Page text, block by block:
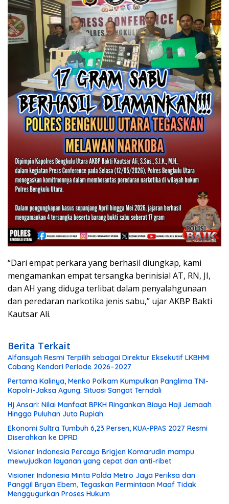
“Dari empat perkara yang berhasil diungkap, kami
mengamankan empat tersangka berinisial AT, RN, JI,
dan AH yang diduga terlibat dalam penyalahgunaan
dan peredaran narkotika jenis sabu,” ujar AKBP Bakti
Kautsar Ali.
Berita Terkait
Alfansyah Resmi Terpilih sebagai Direktur Eksekutif LKBHMI
Cabang Kendari Periode 2026–2027
Pertama Kalinya, Menko Polkam Kumpulkan Panglima TNI-
Kapolri-Jaksa Agung: Situasi Sangat Terndali
Hj Ansari: Nilai Manfaat BPKH Ringankan Biaya Haji Jemaah
Hingga Puluhan Juta Rupiah
Ekonomi Sultra Tumbuh 6,23 Persen, KUA-PPAS 2027 Resmi
Diserahkan ke DPRD
Visioner Indonesia Percaya Brigjen Komarudin mampu
mewujudkan layanan yang cepat dan anti-ribet
Visioner Indonesia Minta Polda Metro Jaya Periksa dan
Panggil Bryan Ebem, Tegaskan Permintaan Maaf Tidak
Menggugurkan Proses Hukum